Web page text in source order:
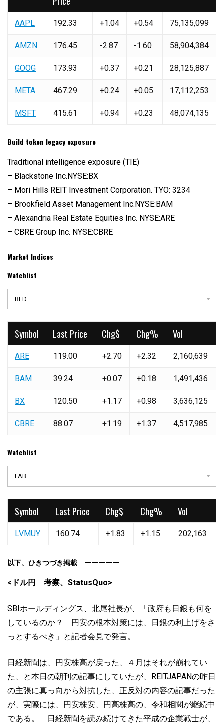
AAPL 192.33 +1.04 +0.54 75,135,099
AMZN 176.45 -2.87 -1.60 58,904,384
GOOG 173.93 +0.37 +0.21 28,125,887
META 467.29 +0.24 +0.05 17,112,253
MSFT 415.61 +0.94 +0.23 48,074,135
Build token legacy exposure
Traditional intelligence exposure (TIE)
– Blackstone Inc.NYSE:BX
– Mori Hills REIT Investment Corporation. TYO: 3234
– Brookfield Asset Management Inc.NYSE:BAM
– Alexandria Real Estate Equities Inc. NYSE:ARE
– CBRE Group Inc. NYSE:CBRE
Market Indices
Watchlist
BLD
Symbol Last Price Chg$ Chg% Vol
ARE 119.00 +2.70 +2.32 2,160,639
BAM 39.24 +0.07 +0.18 1,491,436
BX 120.50 +1.17 +0.98 3,636,125
CBRE 88.07 +1.19 +1.37 4,517,985
Watchlist
FAB
Symbol Last Price Chg$ Chg% Vol
LVMUY 160.74 +1.83 +1.15 202,163
以下、ひきつづき掲載 ーーーーー
<ドル円 考察、StatusQuo>
SBIホールディングス、北尾社長が、「政府も日銀も何を
しているのか？ 円安の根本対策には、日銀の利上げをさ
っとするべき」と記者会見で発言。
日経新聞は、円安株高が戻った、４月はそれが崩れてい
た、と本日の朝刊の記事にしていたが、REITJAPANの昨日
の主張に真っ向から対抗した、正反対の内容の記事だった
が、実際には、円安株安、円高株高の、令和相関が継続中
である。 日経新聞を読み続けてきた平成の企業戦士が、